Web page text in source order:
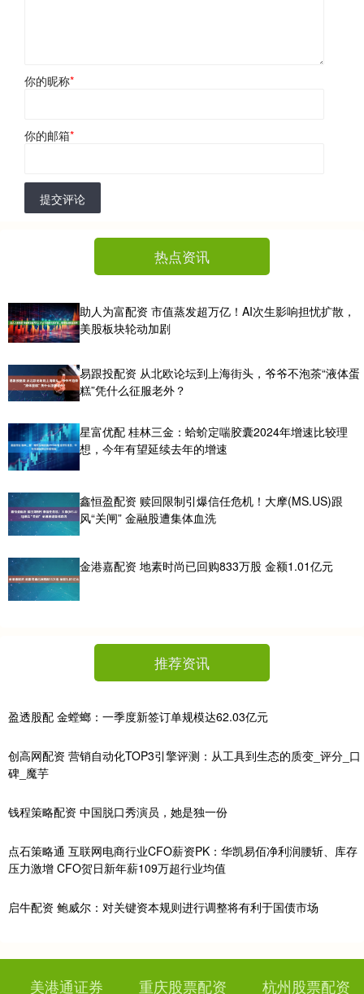
你的昵称*
你的邮箱*
提交评论
热点资讯
助人为富配资 市值蒸发超万亿！AI次生影响担忧扩散，
美股板块轮动加剧
易跟投配资 从北欧论坛到上海街头，爷爷不泡茶“液体蛋
糕”凭什么征服老外？
星富优配 桂林三金：蛤蚧定喘胶囊2024年增速比较理
想，今年有望延续去年的增速
鑫恒盈配资 赎回限制引爆信任危机！大摩(MS.US)跟
风“关闸” 金融股遭集体血洗
金港嘉配资 地素时尚已回购833万股 金额1.01亿元
推荐资讯
盈透股配 金螳螂：一季度新签订单规模达62.03亿元
创高网配资 营销自动化TOP3引擎评测：从工具到生态的质变_评分_口
碑_魔芋
钱程策略配资 中国脱口秀演员，她是独一份
点石策略通 互联网电商行业CFO薪资PK：华凯易佰净利润腰斩、库存
压力激增 CFO贺日新年薪109万超行业均值
启牛配资 鲍威尔：对关键资本规则进行调整将有利于国债市场
美港通证券 重庆股票配资 杭州股票配资